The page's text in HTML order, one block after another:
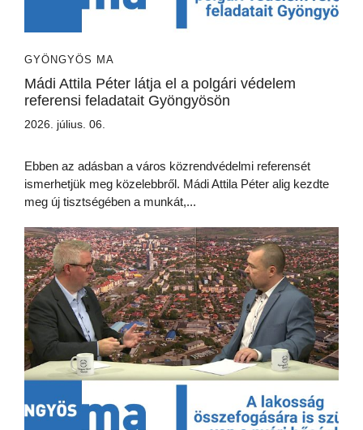
GYÖNGYÖS MA
Mádi Attila Péter látja el a polgári védelem
referensi feladatait Gyöngyösön
2026. július. 06.
Ebben az adásban a város közrendvédelmi referensét
ismerhetjük meg közelebbről. Mádi Attila Péter alig kezdte
meg új tisztségében a munkát,...